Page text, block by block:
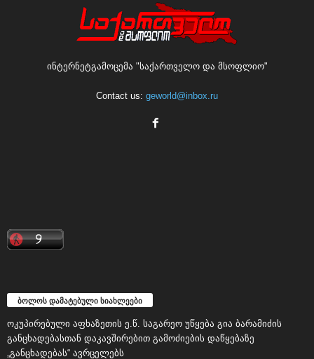
ინტერნეტგამოცემა "საქართველო და მსოფლიო"
Contact us: geworld@inbox.ru
ბოლოს დამატებული სიახლეები
ოკუპირებული აფხაზეთის ე.წ. საგარეო უწყება გია ბარამიძის
განცხადებასთან დაკავშირებით გამოძიების დაწყებაზე
„განცხადებას“ ავრცელებს